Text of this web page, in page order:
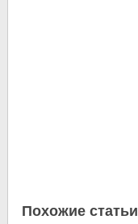
Похожие статьи